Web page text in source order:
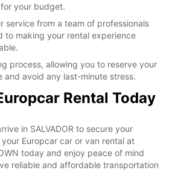
your budget.
service from a team of professionals
to making your rental experience
process, allowing you to reserve your
and avoid any last-minute stress.
Rental Today
in SALVADOR to secure your
Europcar car or van rental at
today and enjoy peace of mind
reliable and affordable transportation